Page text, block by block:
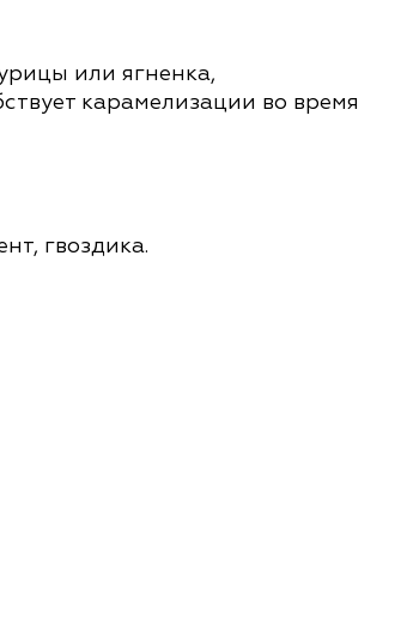
или ягненка,
карамелизации во время
гвоздика.